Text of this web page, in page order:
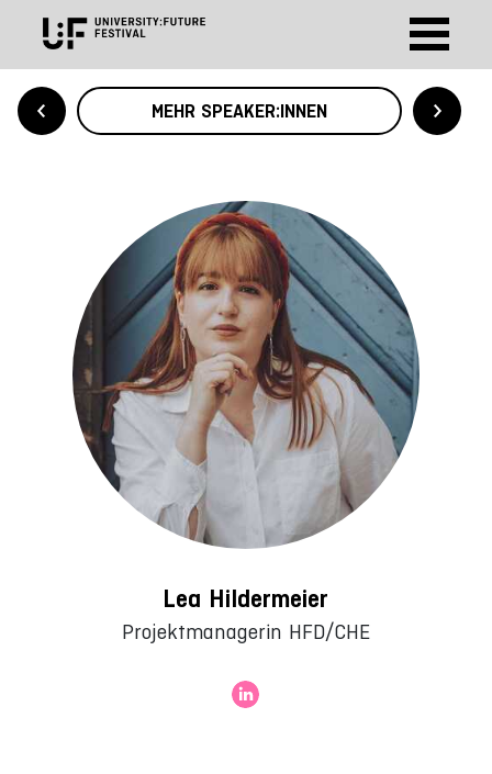
MEHR SPEAKER:INNEN
Lea Hildermeier
Projektmanagerin HFD/CHE